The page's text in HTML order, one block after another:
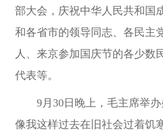
部大会，庆祝中华人民共和国
和各省市的领导同志、各民主
人、来京参加国庆节的各少数
代表等。
9月30日晚上，毛主席举
像我这样过去在旧社会过着饥